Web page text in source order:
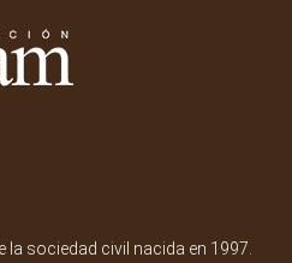
sociedad civil nacida en 1997.